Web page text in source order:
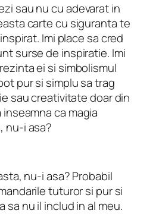
sau nucu adevaratin
carte cu siguranta te
Imi place sa cred
surse de inspiratie. Imi
ei si simbolismul
pur si simplu sa trag
sau creativitate doar din
ca magia
nu-i asa?
nu-i asa? Probabil
tuturor si pur si
sa nu il includ in al meu.